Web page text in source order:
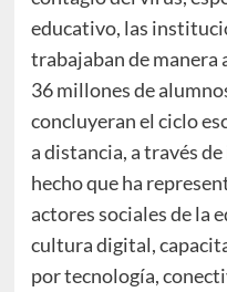
educativo, las
trabajaban de manera
36 millones de
concluyeran el ciclo
a distancia, a través
hecho que ha
actores sociales de la
cultura digital,
por tecnología,